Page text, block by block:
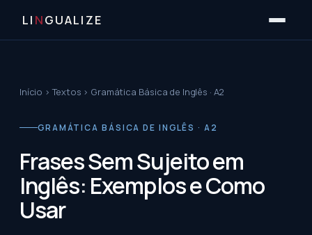
LI NGUALIZE
Início ›Textos › Gramática Básica de Inglês · A2
GRAMÁTICA BÁSICA DE INGLÊS · A2
Frases Sem Sujeito em
Inglês: Exemplos e Como
Usar